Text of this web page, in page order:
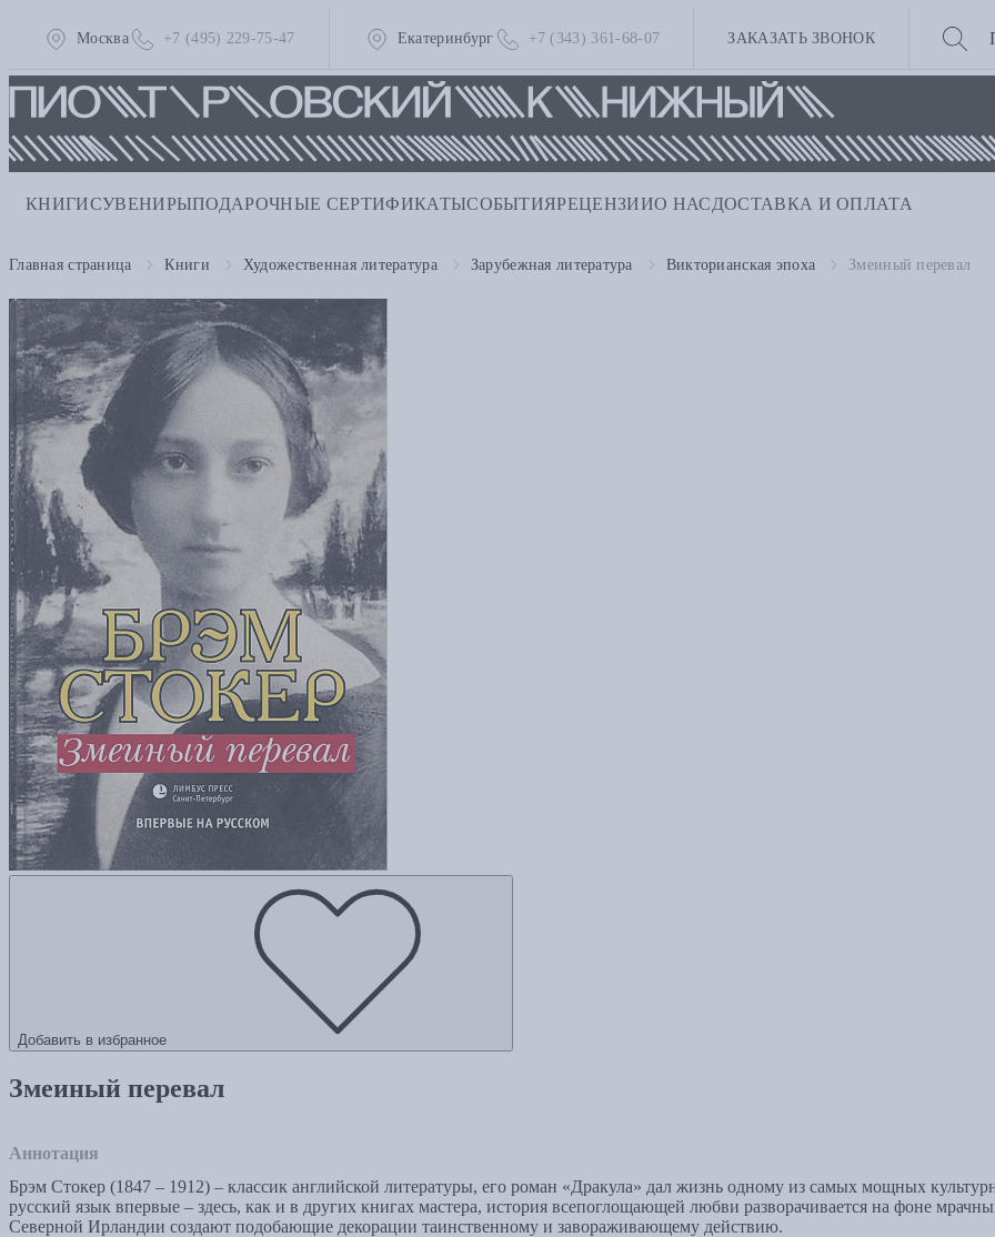
Москва +7 (495) 229-75-47 Екатеринбург +7 (343) 361-68-07 ЗАКАЗАТЬ ЗВОНОК
КНИГИСУВЕНИРЫПОДАРОЧНЫЕ СЕРТИФИКАТЫСОБЫТИЯРЕЦЕНЗИИО НАС ДОСТАВКА И ОПЛАТА
Главная страница Книги Художественная литература Зарубежная литература Викторианская эпоха Змеиный перевал
Добавить в избранное
Змеиный перевал
Аннотация
Брэм Стокер (1847 – 1912) – классик английской литературы, его роман «Дракула» дал жизнь одному из самых мощных
русский язык впервые – здесь, как и в других книгах мастера, история всепоглощающей любви разворачивается на фоне
Северной Ирландии создают подобающие декорации таинственному и завораживающему действию.